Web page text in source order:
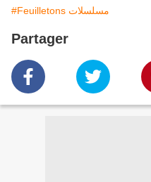
#Feuilletons مسلسلات
Partager